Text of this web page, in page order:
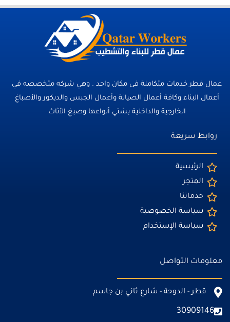
عمال قطر خدمات متكاملة فى مكان واحد . وهي شركه متخصصه في
أعمال البناء وكافة أعمال الصيانة وأعمال الجبس والديكور والأصباغ
الخارجية والداخلية بشتي أنواعها وصبغ الأثاث
روابط سريعة
الرئيسية
المتجر
خدماتنا
سياسة الخصوصية
سياسة الإستخدام
معلومات التواصل
قطر - الدوحة - شارع ثاني بن جاسم
30909146